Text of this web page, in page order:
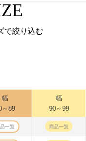
で絞り込む
幅
～89
幅
90～99
一覧 商品一覧